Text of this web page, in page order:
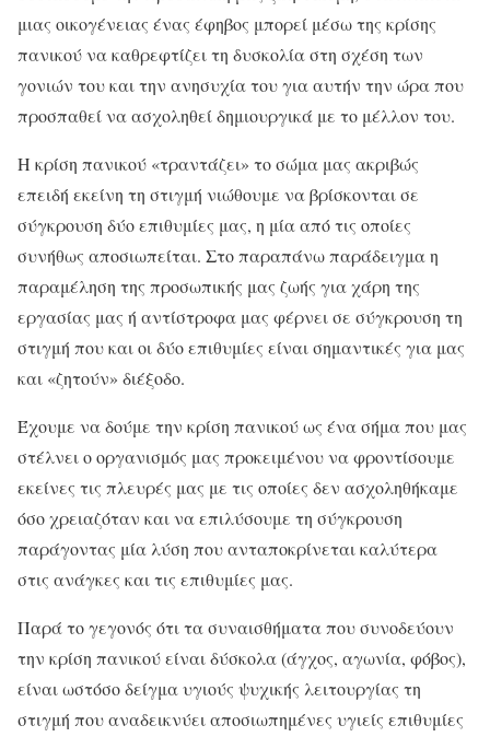
μιας οικογένειας ένας έφηβος μπορεί μέσω της κρίσης
πανικού να καθρεφτίζει τη δυσκολία στη σχέση των
γονιών του και την ανησυχία του για αυτήν την ώρα που
προσπαθεί να ασχοληθεί δημιουργικά με το μέλλον του.
Η κρίση πανικού «τραντάζει» το σώμα μας ακριβώς
επειδή εκείνη τη στιγμή νιώθουμε να βρίσκονται σε
σύγκρουση δύο επιθυμίες μας, η μία από τις οποίες
συνήθως αποσιωπείται. Στο παραπάνω παράδειγμα η
παραμέληση της προσωπικής μας ζωής για χάρη της
εργασίας μας ή αντίστροφα μας φέρνει σε σύγκρουση τη
στιγμή που και οι δύο επιθυμίες είναι σημαντικές για μας
και «ζητούν» διέξοδο.
Έχουμε να δούμε την κρίση πανικού ως ένα σήμα που μας
στέλνει ο οργανισμός μας προκειμένου να φροντίσουμε
εκείνες τις πλευρές μας με τις οποίες δεν ασχοληθήκαμε
όσο χρειαζόταν και να επιλύσουμε τη σύγκρουση
παράγοντας μία λύση που ανταποκρίνεται καλύτερα
στις ανάγκες και τις επιθυμίες μας.
Παρά το γεγονός ότι τα συναισθήματα που συνοδεύουν
την κρίση πανικού είναι δύσκολα (άγχος, αγωνία, φόβος),
είναι ωστόσο δείγμα υγιούς ψυχικής λειτουργίας τη
στιγμή που αναδεικνύει αποσιωπημένες υγιείς επιθυμίες